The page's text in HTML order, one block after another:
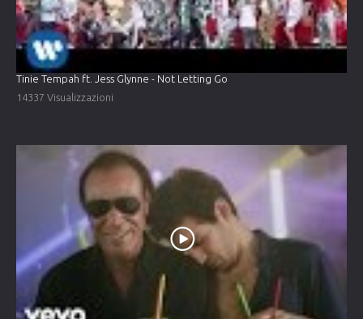
Tinie Tempah ft. Jess Glynne - Not Letting Go
14337 Visualizzazioni